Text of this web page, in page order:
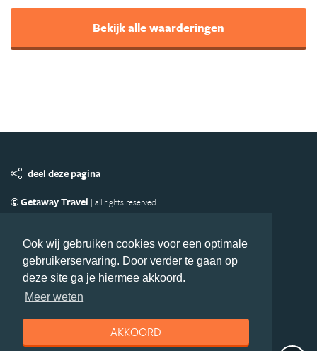
Ook wij gebruiken cookies voor een optimale
gebruikerservaring. Door verder te gaan op
deze site ga je hiermee akkoord.
Meer weten
AKKOORD
Bekijk alle waarderingen
deel deze pagina
© Getaway Travel | all rights reserved
Copyright
Privacy statement Disclaimer
Cookies
Volg Afrika.nl
Nieuwsbrief
Facebook